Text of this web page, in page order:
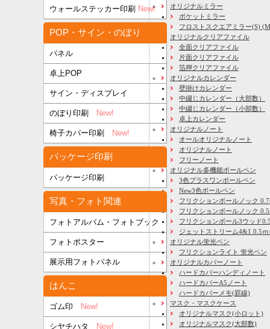
ウォールステッカー印刷 New!
POP・サイン・のぼり
パネル
卓上POP
サイン・ディスプレイ
のぼり印刷 New!
椅子カバー印刷 New!
パッケージ印刷
パッケージ印刷
写真・フォト関連
フォトアルバム・フォトブック
フォトポスター
展示用フォトパネル
はんこ
ゴム印 New!
シヤチハタ New!
オリジナルミラー
ポケットミラー
フロストスクエアミラー(S)
オリジナルクリアファイル
全面クリアファイル
片面クリアファイル
箔押クリアファイル
オリジナルカレンダー
壁掛けカレンダー
中綴じカレンダー（大部数）
中綴じカレンダー（小部数）
卓上カレンダー
オリジナルノート
オールオリジナルノート
オリジナルノート
フリーノート
オリジナル多機能ボールペン
3色プラスワンボールペン
New3色ボールペン
フリクションボールノック
フリクションボールノック
フリクションボール3ウッド
ジェットストリーム4&1 0.5ｍ
オリジナル蛍光ペン
フリクションライト 蛍光ペン
オリジナルカバーノート
ハードカバーハンディノート
ハードカバーA5ノート
ハードカバーメモ(罫線)
マスク・マスクケース
オリジナルマスク(小ロット)
オリジナルマスク(大部数)